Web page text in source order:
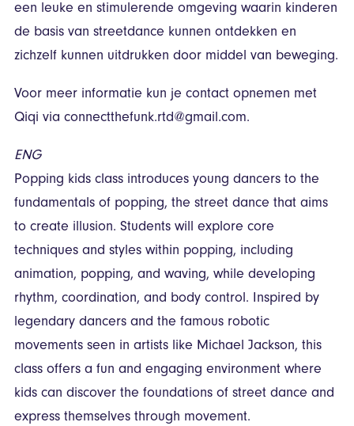
een leuke en stimulerende omgeving waarin kinderen
de basis van streetdance kunnen ontdekken en
zichzelf kunnen uitdrukken door middel van beweging.
Voor meer informatie kun je contact opnemen met
Qiqi via connectthefunk.rtd@gmail.com.
ENG
Popping kids class introduces young dancers to the
fundamentals of popping, the street dance that aims
to create illusion. Students will explore core
techniques and styles within popping, including
animation, popping, and waving, while developing
rhythm, coordination, and body control. Inspired by
legendary dancers and the famous robotic
movements seen in artists like Michael Jackson, this
class offers a fun and engaging environment where
kids can discover the foundations of street dance and
express themselves through movement.